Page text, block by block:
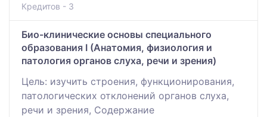
Кредитов - 3
Био-клинические основы специального
образования І (Анатомия, физиология и
патология органов слуха, речи и зрения)
Цель: изучить строения, функционирования,
патологических отклонений органов слуха,
речи и зрения, Содержание